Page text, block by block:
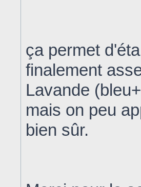
ça permet
finalement
Lavande
mais on peu
bien sûr.